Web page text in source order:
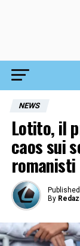
NEWS
Lotito, il
caos sui
romanisti
Published
By